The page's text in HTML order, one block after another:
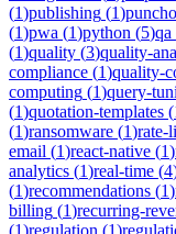
(1)publishing (1)
(1)pwa (1)python (5)qa
(1)quality (3)quality-
compliance (1)quality-
computing (1)query-
(1)quotation-templates (
(1)ransomware (1)rate-
email (1)react-native (1)
analytics (1)real-time (4
(1)recommendations (1)
billing (1)recurring-
(1)regulation (1)